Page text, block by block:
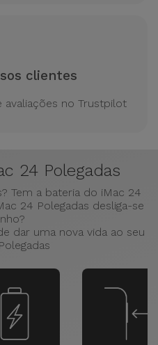
clientes
avaliações no Trustpilot
24 Polegadas
Tem a bateria do iMac 24
24 Polegadas desliga-se
dar uma nova vida ao seu